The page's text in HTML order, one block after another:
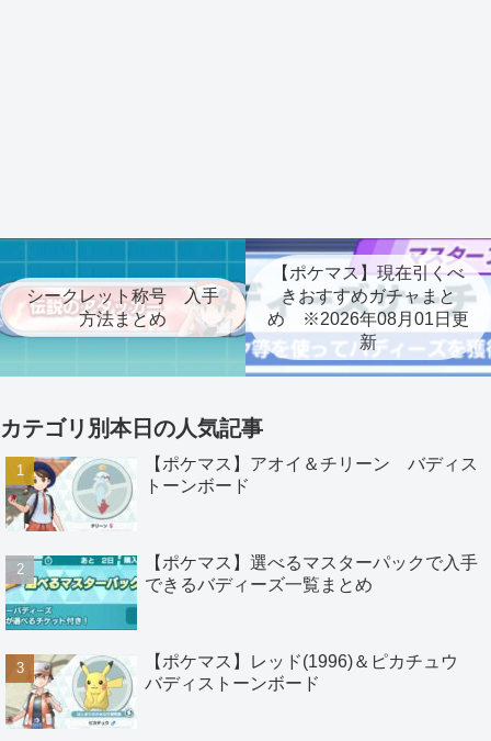
シークレット称号 入手
方法まとめ
【ポケマス】現在引くべ
きおすすめガチャまと
め ※2026年08月01日更
新
カテゴリ別本日の人気記事
【ポケマス】アオイ＆チリーン バディス
トーンボード
【ポケマス】選べるマスターパックで入手
できるバディーズ一覧まとめ
【ポケマス】レッド(1996)＆ピカチュウ
バディストーンボード